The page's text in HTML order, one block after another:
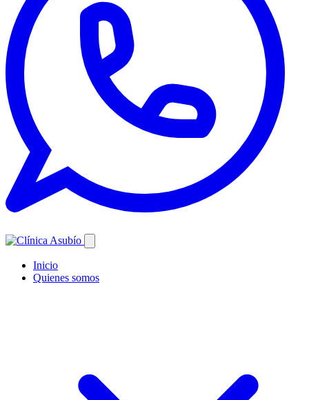
Inicio
Quienes somos